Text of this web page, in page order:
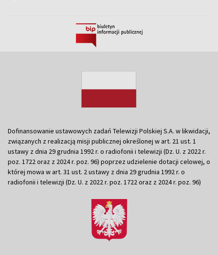
Dofinansowanie ustawowych zadań Telewizji Polskiej S.A. w likwidacji,
związanych z realizacją misji publicznej określonej w art. 21 ust. 1
ustawy z dnia 29 grudnia 1992 r. o radiofonii i telewizji (Dz. U. z 2022 r.
poz. 1722 oraz z 2024 r. poz. 96) poprzez udzielenie dotacji celowej, o
której mowa w art. 31 ust. 2 ustawy z dnia 29 grudnia 1992 r. o
radiofonii i telewizji (Dz. U. z 2022 r. poz. 1722 oraz z 2024 r. poz. 96)